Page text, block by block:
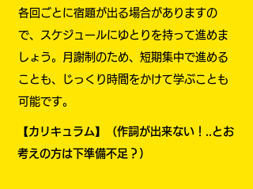
各回ごとに宿題が出る場合がありますの
で、スケジュールにゆとりを持って進めま
しょう。月謝制のため、短期集中で進める
ことも、じっくり時間をかけて学ぶことも
可能です。
【カリキュラム】（作詞が出来ない！..とお
考えの方は下準備不足？)